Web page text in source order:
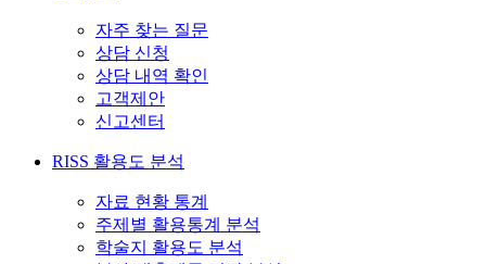
자주 찾는 질문
상담 신청
상담 내역 확인
고객제안
신고센터
RISS 활용도 분석
자료 현황 통계
주제별 활용통계 분석
학술지 활용도 분석